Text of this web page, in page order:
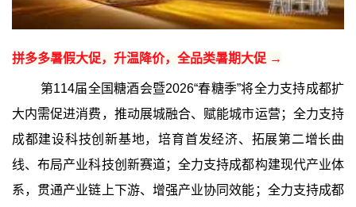
拼多多暑假大促，升温降价，全品类暑期大促 →
第114届全国糖酒会暨2026“春糖季”将全力支持成都扩
大内需促进消费，推动展城融合、赋能城市运营；全力支持
成都建设科技创新基地，培育首发经济、拓展第二增长曲
线、布局产业科技创新赛道；全力支持成都构建现代产业体
系，贯通产业链上下游、增强产业协同效能；全力支持成都